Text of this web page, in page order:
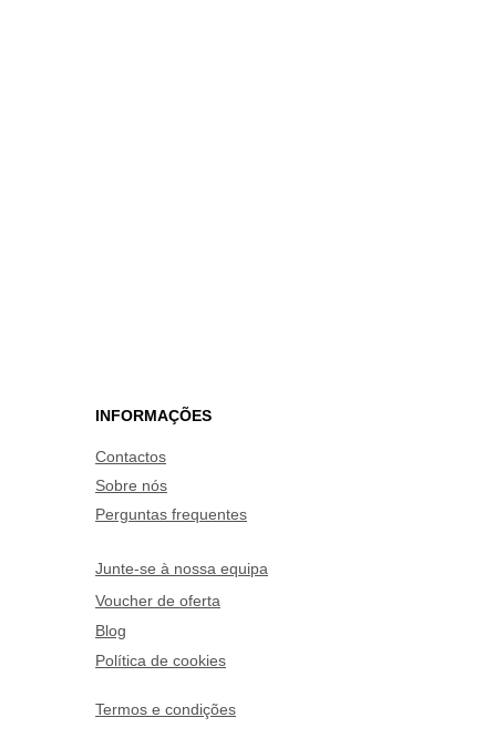
INFORMAÇÕES
Contactos
Sobre nós
Perguntas frequentes
Junte-se à nossa equipa
Voucher de oferta
Blog
Política de cookies
Termos e condições